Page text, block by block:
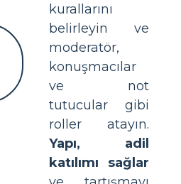
kurallarını
belirleyin ve
moderatör,
konuşmacılar
ve not
tutucular gibi
roller atayın.
Yapı, adil
katılımı sağlar